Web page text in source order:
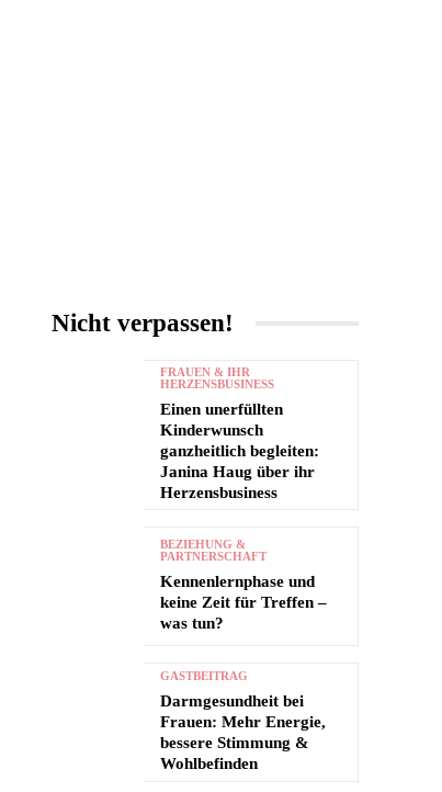
Nicht verpassen!
FRAUEN & IHR
HERZENSBUSINESS
Einen unerfüllten
Kinderwunsch
ganzheitlich begleiten:
Janina Haug über ihr
Herzensbusiness
BEZIEHUNG &
PARTNERSCHAFT
Kennenlernphase und
keine Zeit für Treffen –
was tun?
GASTBEITRAG
Darmgesundheit bei
Frauen: Mehr Energie,
bessere Stimmung &
Wohlbefinden